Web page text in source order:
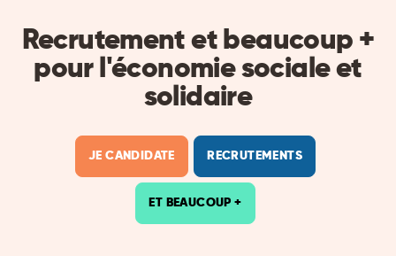
Recrutement et beaucoup +
pour l'économie sociale et
solidaire
JE CANDIDATE RECRUTEMENTS
ET BEAUCOUP +